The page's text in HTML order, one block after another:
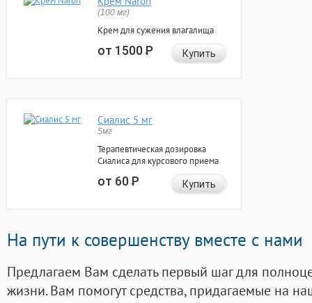
(100 мг)
Крем для сужения влагалища
от 1500Р Купить
Сиалис 5 мг
5мг
Терапевтическая дозировка
Сиалиса для курсового приема
от 60Р Купить
На пути к совершенству вместе с нами
Предлагаем Вам сделать первый шаг для
жизни. Вам помогут средства, придагаемые на